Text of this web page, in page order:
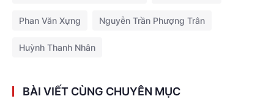
Phan Văn Xựng Nguyễn Trần Phượng Trân
Huỳnh Thanh Nhân
BÀI VIẾT CÙNG CHUYÊN MỤC